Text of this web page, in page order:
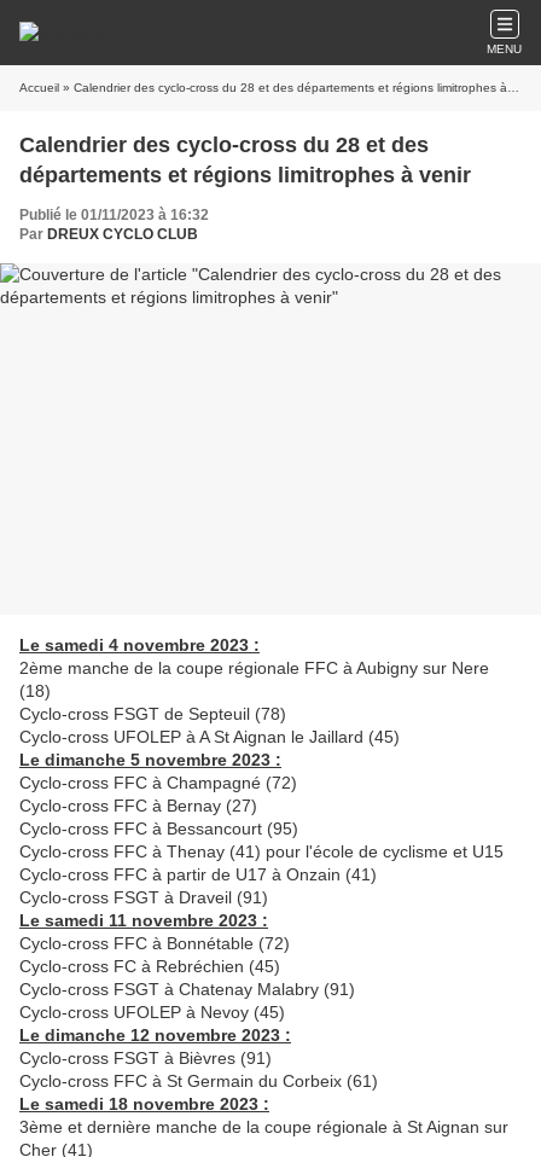
MENU
Accueil » Calendrier des cyclo-cross du 28 et des départements et régions limitrophes à venir
Calendrier des cyclo-cross du 28 et des
départements et régions limitrophes à venir
Publié le 01/11/2023 à 16:32
Par DREUX CYCLO CLUB
Le samedi 4 novembre 2023 :
2ème manche de la coupe régionale FFC à Aubigny sur Nere
(18)
Cyclo-cross FSGT de Septeuil (78)
Cyclo-cross UFOLEP à A St Aignan le Jaillard (45)
Le dimanche 5 novembre 2023 :
Cyclo-cross FFC à Champagné (72)
Cyclo-cross FFC à Bernay (27)
Cyclo-cross FFC à Bessancourt (95)
Cyclo-cross FFC à Thenay (41) pour l'école de cyclisme et U15
Cyclo-cross FFC à partir de U17 à Onzain (41)
Cyclo-cross FSGT à Draveil (91)
Le samedi 11 novembre 2023 :
Cyclo-cross FFC à Bonnétable (72)
Cyclo-cross FC à Rebréchien (45)
Cyclo-cross FSGT à Chatenay Malabry (91)
Cyclo-cross UFOLEP à Nevoy (45)
Le dimanche 12 novembre 2023 :
Cyclo-cross FSGT à Bièvres (91)
Cyclo-cross FFC à St Germain du Corbeix (61)
Le samedi 18 novembre 2023 :
3ème et dernière manche de la coupe régionale à St Aignan sur
Cher (41)